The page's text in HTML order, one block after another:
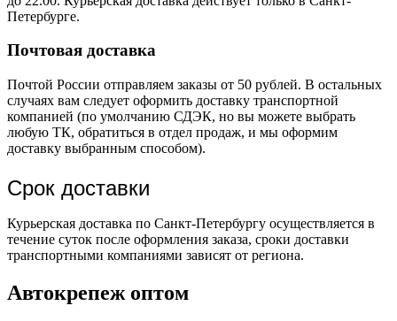
Петербурге.
Почтовая доставка
Почтой России отправляем заказы от 50 рублей. В остальных
случаях вам следует оформить доставку транспортной
компанией (по умолчанию СДЭК, но вы можете выбрать
любую ТК, обратиться в отдел продаж, и мы оформим
доставку выбранным способом).
Срок доставки
Курьерская доставка по Санкт-Петербургу осуществляется в
течение суток после оформления заказа, сроки доставки
транспортными компаниями зависят от региона.
Автокрепеж оптом